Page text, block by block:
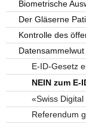
Biometrische
Der Gläserne
Kontrolle des
E-ID-Gesetz
NEIN zum E-
«Swiss
Referendum